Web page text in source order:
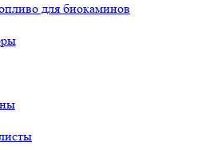
для биокаминов